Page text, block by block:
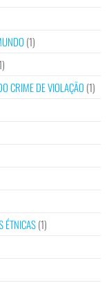
(1)
CRIME DE VIOLAÇÃO (1)
ÉTNICAS(1)